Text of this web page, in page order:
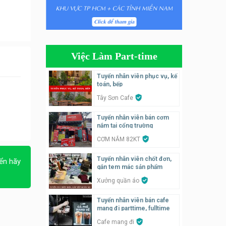
hãy
Tuyển nhân viên bán hàng,
giữ xe parttime – Kibo Kid
video parttime
Công ty
phục vụ bàn
Tuyển nhân viên phụ quán ăn
– hỗ trợ ăn ở
Quán bánh đa cua
Tuyển nhân viên bán hàng
parttime
GÀ GÔ FASTFOOD
Việc Làm Part-time
Tuyển nhân viên phục vụ, kế
toán, bếp
Tây Sơn Cafe
Tuyển nhân viên bán cơm
nắm tại cổng trường
CƠM NẮM 82KT
Tuyển nhân viên chốt đơn,
gắn tem mác sản phẩm
Xưởng quần áo
Tuyển nhân viên bán cafe
mang đi parttime, fulltime
Cafe mang đi